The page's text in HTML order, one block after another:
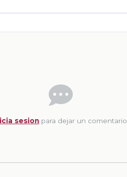
sesion para dejar un comentario.